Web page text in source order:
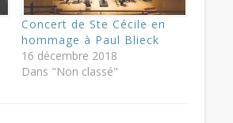
Concert de Ste Cécile en
hommage à Paul Blieck
16 décembre 2018
Dans "Non classé"